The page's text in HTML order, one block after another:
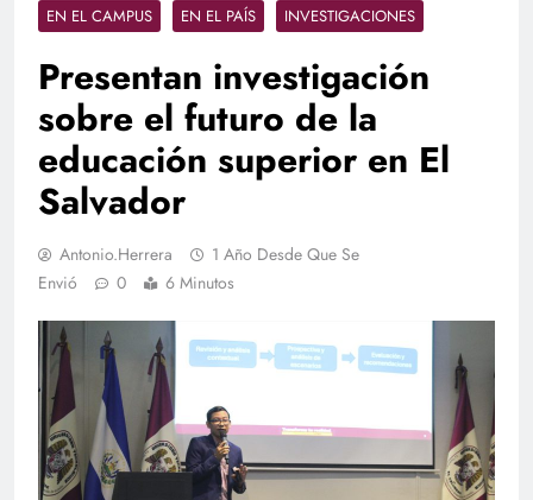
EN EL CAMPUS EN EL PAÍS INVESTIGACIONES
Presentan investigación
sobre el futuro de la
educación superior en El
Salvador
Antonio.herrera
1 Año Desde Que Se
Envió
0 6 Minutos